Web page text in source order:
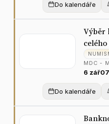
Do kalendáře
M D C - M
Výběr
celého
6 zář
Do kalendáře
Bankn